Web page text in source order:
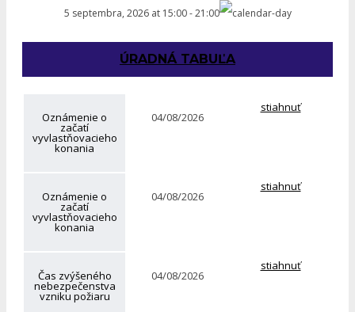
5 septembra, 2026 at 15:00-21:00
ÚRADNÁ TABUĽA
Oznámenie o
začatí
vyvlastňovacieho
konania
04/08/2026
stiahnuť
Oznámenie o
začatí
vyvlastňovacieho
konania
04/08/2026
stiahnuť
Čas zvýšeného
nebezpečenstva
vzniku požiaru
04/08/2026
stiahnuť